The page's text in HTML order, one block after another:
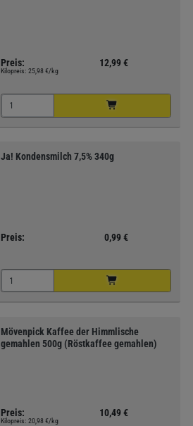
Preis: 12,99 €
Kilopreis: 25,98 €/kg
Ja! Kondensmilch 7,5% 340g
Preis: 0,99 €
Mövenpick Kaffee der Himmlische
gemahlen 500g (Röstkaffee gemahlen)
Preis: 10,49 €
Kilopreis: 20,98 €/kg